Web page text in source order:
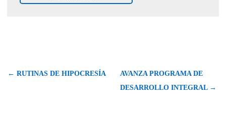
← RUTINAS DE HIPOCRESÍA
AVANZA PROGRAMA DE
DESARROLLO INTEGRAL →